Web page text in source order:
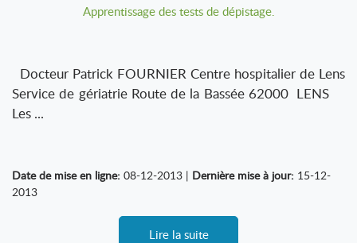
Apprentissage des tests de dépistage.
Docteur Patrick FOURNIER Centre hospitalier de Lens
Service de gériatrie Route de la Bassée 62000 LENS
Les ...
Date de mise en ligne: 08-12-2013 | Dernière mise à jour: 15-12-
2013
Lire la suite